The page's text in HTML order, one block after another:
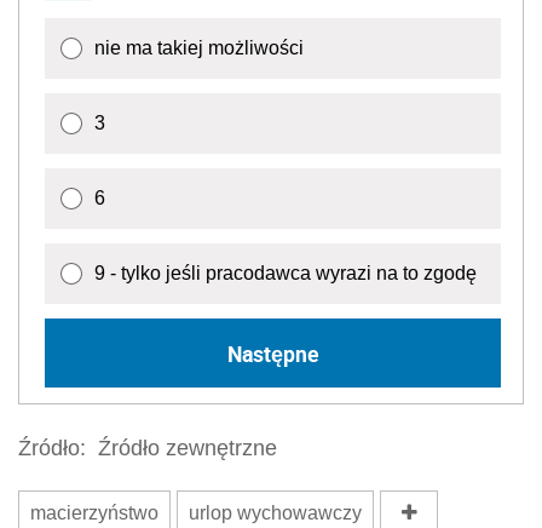
nie ma takiej możliwości
3
6
9 - tylko jeśli pracodawca wyrazi na to zgodę
Następne
Źródło: Źródło zewnętrzne
macierzyństwo urlop wychowawczy